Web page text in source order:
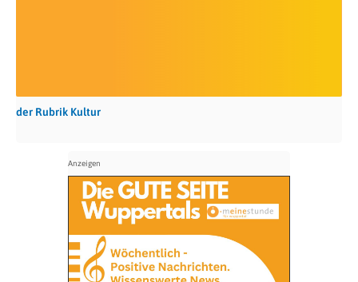
der Rubrik Kultur